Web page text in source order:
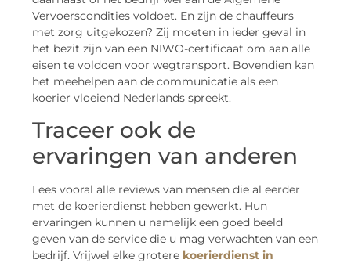
Vervoerscondities voldoet. En zijn de chauffeurs
met zorg uitgekozen? Zij moeten in ieder geval in
het bezit zijn van een NIWO-certificaat om aan alle
eisen te voldoen voor wegtransport. Bovendien kan
het meehelpen aan de communicatie als een
koerier vloeiend Nederlands spreekt.
Traceer ook de
ervaringen van anderen
Lees vooral alle reviews van mensen die al eerder
met de koerierdienst hebben gewerkt. Hun
ervaringen kunnen u namelijk een goed beeld
geven van de service die u mag verwachten van een
bedrijf. Vrijwel elke grotere koerierdienst in